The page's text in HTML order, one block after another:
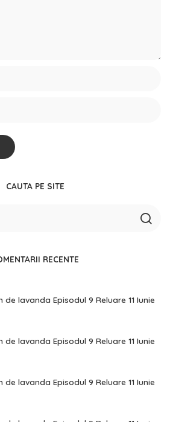
CAUTA PE SITE
RECENTE
lavanda Episodul 9 Reluare 11 Iunie
lavanda Episodul 9 Reluare 11 Iunie
lavanda Episodul 9 Reluare 11 Iunie